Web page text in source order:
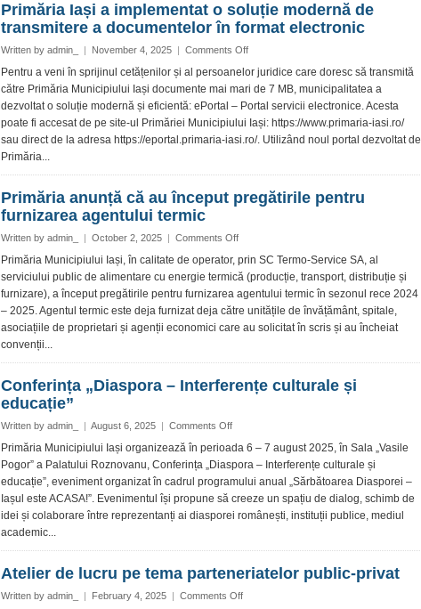
de
milioane
Primăria Iași a implementat o soluție modernă de
transmitere a documentelor în format electronic
Written by admin_ | November 4, 2025 | Comments Offon
Iași
a
implementat
o
soluție
a
electronic
Pentru a veni în sprijinul cetățenilor și al persoanelor juridice care doresc să transmită
către Primăria Municipiului Iași documente mai mari de 7 MB, municipalitatea a
dezvoltat o soluție modernă și eficientă: ePortal – Portal servicii electronice. Acesta
poate fi accesat de pe site-ul Primăriei Municipiului Iași: https://www.primaria-iasi.ro/
sau direct de la adresa https://eportal.primaria-iasi.ro/. Utilizând noul portal dezvoltat de
Primăria...
Primăria anunță că au început pregătirile pentru
furnizarea agentului termic
Written by admin_ | October 2, 2025 | Comments Offon
anunță
că
au
început
pregătirile
termic
Primăria Municipiului Iași, în calitate de operator, prin SC Termo-Service SA, al
serviciului public de alimentare cu energie termică (producție, transport, distribuție și
furnizare), a început pregătirile pentru furnizarea agentului termic în sezonul rece 2024
– 2025. Agentul termic este deja furnizat deja către unitățile de învățământ, spitale,
asociațiile de proprietari și agenții economici care au solicitat în scris și au încheiat
convenții...
Conferința „Diaspora – Interferențe culturale și
educație”
Written by admin_ | August 6, 2025 | Comments Offon
„Diaspora
–
Interferențe
culturale
și
Primăria Municipiului Iași organizează în perioada 6 – 7 august 2025, în Sala „Vasile
Pogor” a Palatului Roznovanu, Conferința „Diaspora – Interferențe culturale și
educație”, eveniment organizat în cadrul programului anual „Sărbătoarea Diasporei –
Iașul este ACASA!”. Evenimentul își propune să creeze un spațiu de dialog, schimb de
idei și colaborare între reprezentanți ai diasporei românești, instituții publice, mediul
academic...
Atelier de lucru pe tema parteneriatelor public-privat
Written by admin_ | February 4, 2025 | Comments Offon